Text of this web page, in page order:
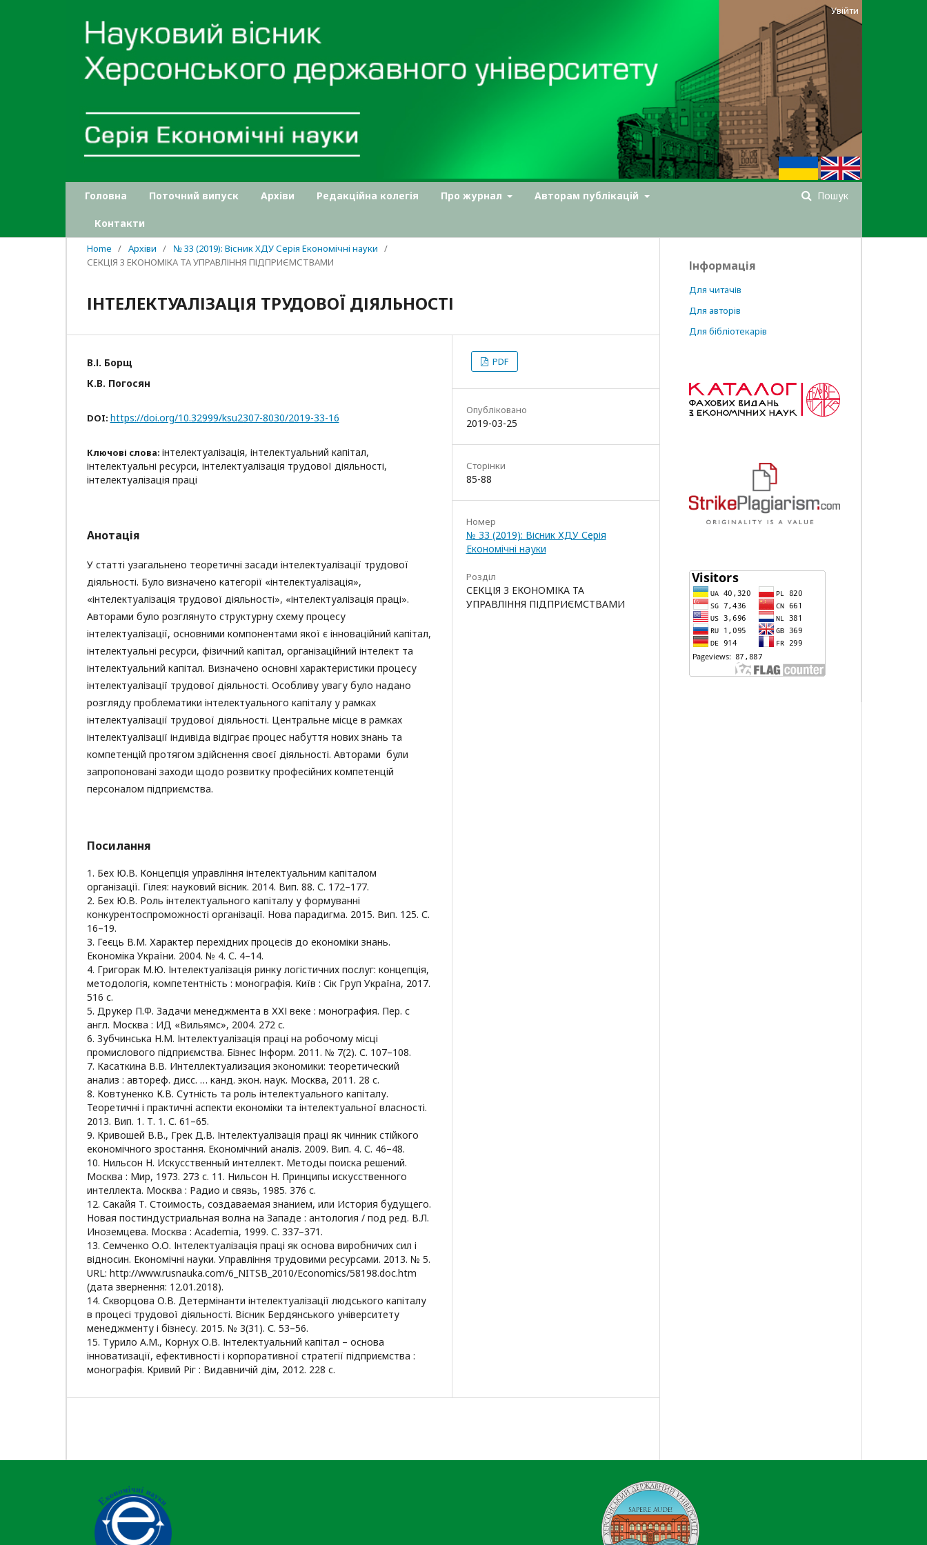
Головна Поточний випуск Архіви Редакційна колегія Про журнал Авторам публікацій
Контакти
Пошук
Увійти
Home / Архіви / № 33 (2019): Вісник ХДУ Серія Економічні науки /
СЕКЦІЯ 3 ЕКОНОМІКА ТА УПРАВЛІННЯ ПІДПРИЄМСТВАМИ
ІНТЕЛЕКТУАЛІЗАЦІЯ ТРУДОВОЇ ДІЯЛЬНОСТІ
В.І. Борщ
К.В. Погосян
DOI: https://doi.org/10.32999/ksu2307-8030/2019-33-16
Ключові слова: інтелектуалізація, інтелектуальний капітал,
інтелектуальні ресурси, інтелектуалізація трудової діяльності,
інтелектуалізація праці
Анотація
У статті узагальнено теоретичні засади інтелектуалізації трудової
діяльності. Було визначено категорії «інтелектуалізація»,
«інтелектуалізація трудової діяльності», «інтелектуалізація праці».
Авторами було розглянуто структурну схему процесу
інтелектуалізації, основними компонентами якої є інноваційний капітал,
інтелектуальні ресурси, фізичний капітал, організаційний інтелект та
інтелектуальний капітал. Визначено основні характеристики процесу
інтелектуалізації трудової діяльності. Особливу увагу було надано
розгляду проблематики інтелектуального капіталу у рамках
інтелектуалізації трудової діяльності. Центральне місце в рамках
інтелектуалізації індивіда відіграє процес набуття нових знань та
компетенцій протягом здійснення своєї діяльності. Авторами були
запропоновані заходи щодо розвитку професійних компетенцій
персоналом підприємства.
Посилання
1. Бех Ю.В. Концепція управління інтелектуальним капіталом
організації. Гілея: науковий вісник. 2014. Вип. 88. С. 172–177.
2. Бех Ю.В. Роль інтелектуального капіталу у формуванні
конкурентоспроможності організації. Нова парадигма. 2015. Вип. 125. С.
16–19.
3. Геєць В.М. Характер перехідних процесів до економіки знань.
Економіка України. 2004. № 4. С. 4–14.
4. Григорак М.Ю. Інтелектуалізація ринку логістичних послуг: концепція,
методологія, компетентність : монографія. Київ : Сік Груп Україна, 2017.
516 с.
5. Друкер П.Ф. Задачи менеджмента в ХХІ веке : монография. Пер. с
англ. Москва : ИД «Вильямс», 2004. 272 с.
6. Зубчинська Н.М. Інтелектуалізація праці на робочому місці
промислового підприємства. Бізнес Інформ. 2011. № 7(2). С. 107–108.
7. Касаткина В.В. Интеллектуализация экономики: теоретический
анализ : автореф. дисс. … канд. экон. наук. Москва, 2011. 28 с.
8. Ковтуненко К.В. Сутність та роль інтелектуального капіталу.
Теоретичні і практичні аспекти економіки та інтелектуальної власності.
2013. Вип. 1. Т. 1. С. 61–65.
9. Кривошей В.В., Грек Д.В. Інтелектуалізація праці як чинник стійкого
економічного зростання. Економічний аналіз. 2009. Вип. 4. С. 46–48.
10. Нильсон Н. Искусственный интеллект. Методы поиска решений.
Москва : Мир, 1973. 273 с. 11. Нильсон Н. Принципы искусственного
интеллекта. Москва : Радио и связь, 1985. 376 с.
12. Сакайя Т. Стоимость, создаваемая знанием, или История будущего.
Новая постиндустриальная волна на Западе : антология / под ред. В.Л.
Иноземцева. Москва : Academia, 1999. С. 337–371.
13. Семченко О.О. Інтелектуалізація праці як основа виробничих сил і
відносин. Економічні науки. Управління трудовими ресурсами. 2013. № 5.
URL: http://www.rusnauka.com/6_NITSB_2010/Economics/58198.doc.htm
(дата звернення: 12.01.2018).
14. Скворцова О.В. Детермінанти інтелектуалізації людського капіталу
в процесі трудової діяльності. Вісник Бердянського університету
менеджменту і бізнесу. 2015. № 3(31). С. 53–56.
15. Турило А.М., Корнух О.В. Інтелектуальний капітал – основа
інноватизації, ефективності і корпоративної стратегії підприємства :
монографія. Кривий Ріг : Видавничій дім, 2012. 228 с.
PDF
Опубліковано
2019-03-25
Сторінки
85-88
Номер
№ 33 (2019): Вісник ХДУ Серія
Економічні науки
Розділ
СЕКЦІЯ 3 ЕКОНОМІКА ТА
УПРАВЛІННЯ ПІДПРИЄМСТВАМИ
Інформація
Для читачів
Для авторів
Для бібліотекарів